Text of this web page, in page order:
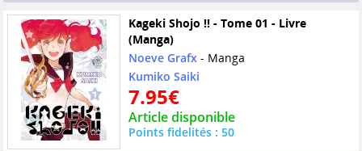
Kageki Shojo !! - Tome 01 - Livre
(Manga)
Noeve Grafx - Manga
Kumiko Saiki
7.95€
Article disponible
Points fidelités : 50